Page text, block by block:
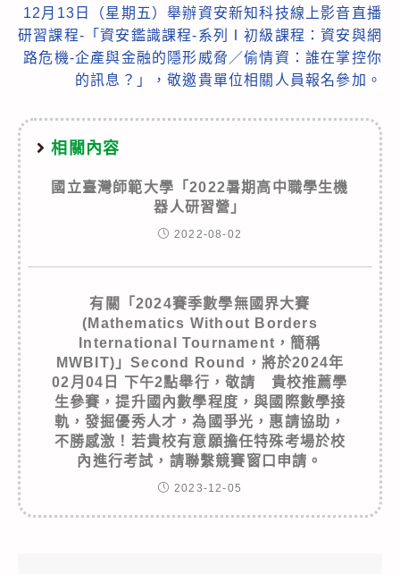
12月13日（星期五）舉辦資安新知科技線上影音直播
研習課程-「資安鑑識課程-系列Ⅰ初級課程：資安與網
路危機-企產與金融的隱形威脅／偷情資：誰在掌控你
的訊息？」，敬邀貴單位相關人員報名參加。
相關內容
國立臺灣師範大學「2022暑期高中職學生機
器人研習營」
2022-08-02
有關「2024賽季數學無國界大賽
(Mathematics Without Borders
International Tournament，簡稱
MWBIT)」Second Round，將於2024年
02月04日 下午2點舉行，敬請 貴校推薦學
生參賽，提升國內數學程度，與國際數學接
軌，發掘優秀人才，為國爭光，惠請協助，
不勝感激！若貴校有意願擔任特殊考場於校
內進行考試，請聯繫競賽窗口申請。
2023-12-05